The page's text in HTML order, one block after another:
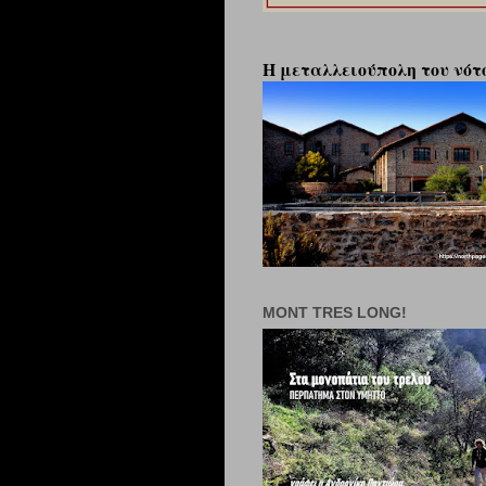
Η μεταλλειούπολη του
MONT TRES LONG!